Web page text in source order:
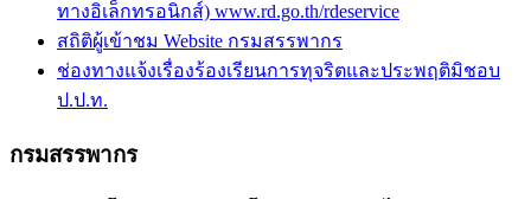
ทางอิเล็กทรอนิกส์) www.rd.go.th/rdeservice
สถิติผู้เข้าชม Website กรมสรรพากร
ช่องทางแจ้งเรื่องร้องเรียนการทุจริตและประพฤติมิชอบ
ป.ป.ท.
กรมสรรพากร